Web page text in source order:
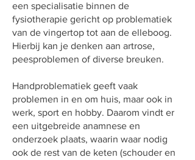
een specialisatie binnen de
fysiotherapie gericht op problematiek
van de vingertop tot aan de elleboog.
Hierbij kan je denken aan artrose,
peesproblemen of diverse breuken.
Handproblematiek geeft vaak
problemen in en om huis, maar ook in
werk, sport en hobby. Daarom vindt er
een uitgebreide anamnese en
onderzoek plaats, waarin waar nodig
ook de rest van de keten (schouder en